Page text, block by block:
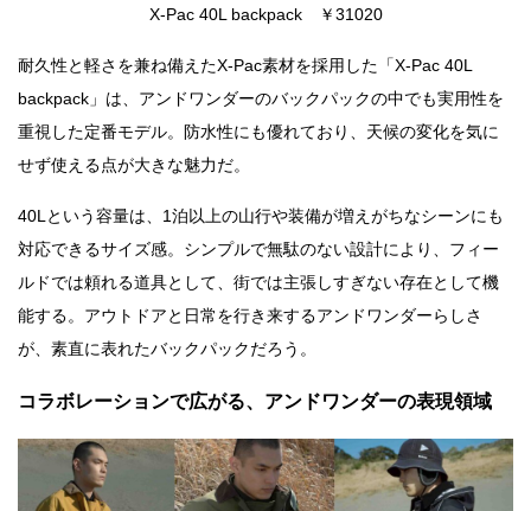
X-Pac 40L backpack ￥31020
耐久性と軽さを兼ね備えたX-Pac素材を採用した「X-Pac 40L
backpack」は、アンドワンダーのバックパックの中でも実用性を
重視した定番モデル。防水性にも優れており、天候の変化を気に
せず使える点が大きな魅力だ。
40Lという容量は、1泊以上の山行や装備が増えがちなシーンにも
対応できるサイズ感。シンプルで無駄のない設計により、フィー
ルドでは頼れる道具として、街では主張しすぎない存在として機
能する。アウトドアと日常を行き来するアンドワンダーらしさ
が、素直に表れたバックパックだろう。
コラボレーションで広がる、アンドワンダーの表現領域